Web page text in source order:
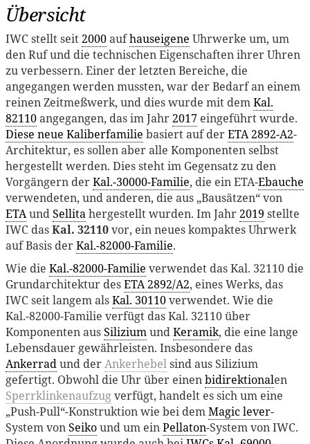
Übersicht
IWC stellt seit2000aufhauseigene Uhrwerke um, um
den Ruf und die technischen Eigenschaften ihrer Uhren
zu verbessern. Einer der letzten Bereiche, die
angegangen werden mussten, war der Bedarf an einem
reinen Zeitmeßwerk, und dies wurde mit demKal.
82110angegangen, das im Jahr2017 eingeführt wurde.
Diese neue Kaliberfamilie basiert auf derETA 2892-A2-
Architektur, es sollen aber alle Komponenten selbst
hergestellt werden. Dies steht im Gegensatz zu den
Vorgängern derKal.-30000-Familie, die ein ETA-Ebauche
verwendeten, und anderen, die aus „Bausätzen“ von
ETAundSellitahergestellt wurden. Im Jahr2019 stellte
IWC dasKal. 32110vor, ein neues kompaktes Uhrwerk
auf Basis derKal.-82000-Familie.
Wie die Kal.-82000-Familie verwendet das Kal. 32110 die
Grundarchitektur desETA 2892/A2, eines Werks, das
IWC seit langem alsKal. 30110verwendet. Wie die
Kal.-82000-Familie verfügt das Kal. 32110 über
Komponenten ausSiliziumundKeramik, die eine lange
Lebensdauer gewährleisten. Insbesondere das
Ankerradund derAnkerhebelsind aus Silizium
gefertigt. Obwohl die Uhr über einenbidirektionalen
Sperrklinkenaufzugverfügt, handelt es sich um eine
„Push-Pull“-Konstruktion wie bei demMagic lever-
System vonSeikound um einPellaton-System von IWC.